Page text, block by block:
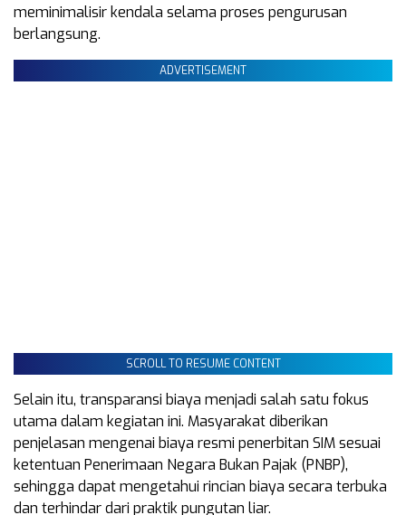
meminimalisir kendala selama proses pengurusan
berlangsung.
ADVERTISEMENT
SCROLL TO RESUME CONTENT
Selain itu, transparansi biaya menjadi salah satu fokus
utama dalam kegiatan ini. Masyarakat diberikan
penjelasan mengenai biaya resmi penerbitan SIM sesuai
ketentuan Penerimaan Negara Bukan Pajak (PNBP),
sehingga dapat mengetahui rincian biaya secara terbuka
dan terhindar dari praktik pungutan liar.